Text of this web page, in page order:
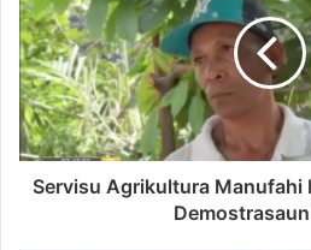
Servisu Agrikultura Manufahi